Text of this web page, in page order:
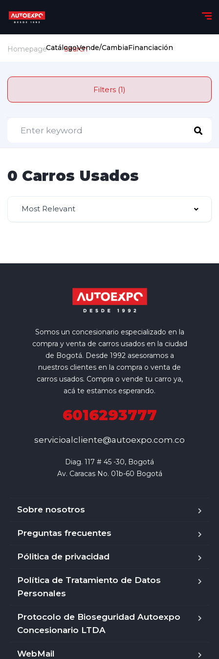
CatálogoVende/CambiaFinanciación
Homepage Search
Filters (1)
0 Carros Usados
Most Relevant
Somos un concesionario especializado en la
compra y venta de carros usados en la ciudad
de Bogotá. Desde 1992 asesoramos a
nuestros clientes en la compra o venta de
carros usados. Compra o vende tu carro ya,
acá te estamos esperando.
6016293777
servicioalcliente@autoexpo.com.co
Diag. 117 # 45 -30, Bogotá
Av. Caracas No. 01b-60 Bogotá
Sobre nosotros
Preguntas frecuentes
Pólitica de privacidad
Política de Tratamiento de Datos
Personales
Protocolo de Bioseguridad Autoexpo
Concesionario LTDA
WebMail